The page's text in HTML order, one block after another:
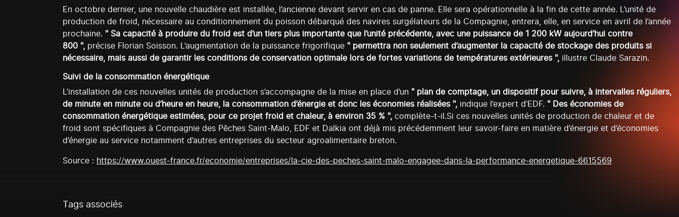
En octobre dernier, une nouvelle chaudière est installée, l’ancienne devant servir en cas de panne. Elle sera opérationnelle à la fin de cette année. L’unité de
production de froid, nécessaire au conditionnement du poisson débarqué des navires surgélateurs de la Compagnie, entrera, elle, en service en avril de l’année
prochaine. " Sa capacité à produire du froid est d’un tiers plus importante que l’unité précédente, avec une puissance de 1 200 kW aujourd’hui contre
800 ", précise Florian Soisson. L’augmentation de la puissance frigorifique " permettra non seulement d’augmenter la capacité de stockage des produits si
nécessaire, mais aussi de garantir les conditions de conservation optimale lors de fortes variations de températures extérieures ", illustre Claude Sarazin.
Suivi de la consommation énergétique
L’installation de ces nouvelles unités de production s’accompagne de la mise en place d’un " plan de comptage, un dispositif pour suivre, à intervalles réguliers,
de minute en minute ou d’heure en heure, la consommation d’énergie et donc les économies réalisées ", indique l’expert d’EDF. " Des économies de
consommation énergétique estimées, pour ce projet froid et chaleur, à environ 35 % ", complète-t-il.Si ces nouvelles unités de production de chaleur et de
froid sont spécifiques à Compagnie des Pêches Saint-Malo, EDF et Dalkia ont déjà mis précédemment leur savoir-faire en matière d’énergie et d’économies
d’énergie au service notamment d’autres entreprises du secteur agroalimentaire breton.
Source : https://www.ouest-france.fr/economie/entreprises/la-cie-des-peches-saint-malo-engagee-dans-la-performance-energetique-6615569
Tags associés